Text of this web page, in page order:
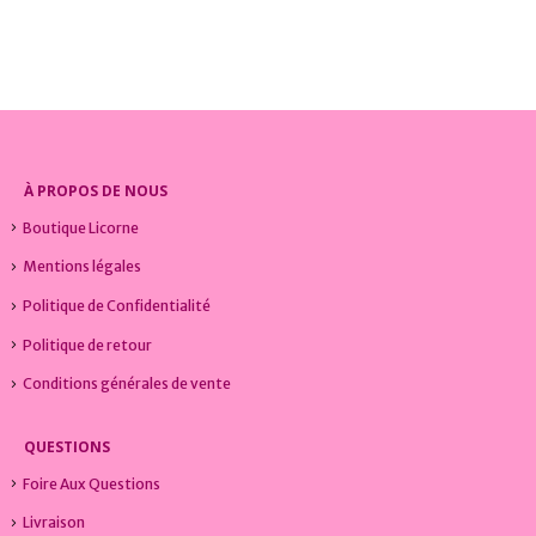
À PROPOS DE NOUS
Boutique Licorne
Mentions légales
Politique de Confidentialité
Politique de retour
Conditions générales de vente
QUESTIONS
Foire Aux Questions
Livraison